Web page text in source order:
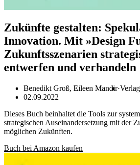
Zukünfte gestalten:
Innovation. Mit »Design
Zukunftsszenarien
entwerfen und verhandeln
Benedikt Groß, Eileen Mandir
02.09.2022
Dieses Buch beinhaltet die Tools zur
strategischen Auseinandersetzung mit der
möglichen Zukünften.
Buch bei Amazon kaufen